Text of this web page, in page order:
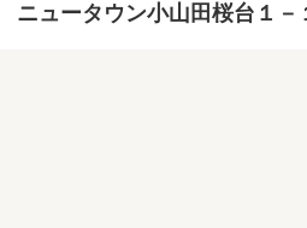
ニュータウン小山田桜台１－